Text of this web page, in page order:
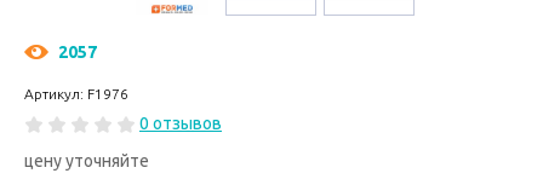
2057
Артикул: F1976
0 отзывов
цену уточняйте